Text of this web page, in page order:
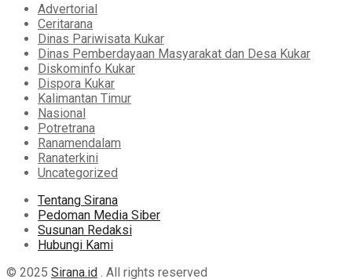
Advertorial
Ceritarana
Dinas Pariwisata Kukar
Dinas Pemberdayaan Masyarakat dan Desa Kukar
Diskominfo Kukar
Dispora Kukar
Kalimantan Timur
Nasional
Potretrana
Ranamendalam
Ranaterkini
Uncategorized
Tentang Sirana
Pedoman Media Siber
Susunan Redaksi
Hubungi Kami
© 2025 Sirana.id . All rights reserved